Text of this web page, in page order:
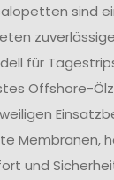
sind
für
Offshore-
Membranen,
und